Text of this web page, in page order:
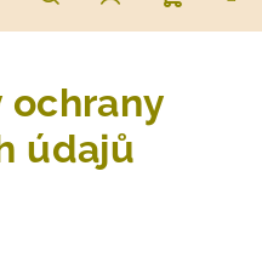
HledatPřihlášení
ochrany
údajů